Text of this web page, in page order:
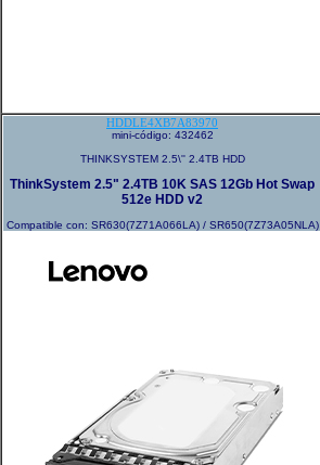
HDDLE4XB7A83970
mini-código: 432462
THINKSYSTEM 2.5\'' 2.4TB HDD
ThinkSystem 2.5" 2.4TB 10K SAS 12Gb Hot Swap
512e HDD v2
Compatible con: SR630(7Z71A066LA) / SR650(7Z73A05NLA)